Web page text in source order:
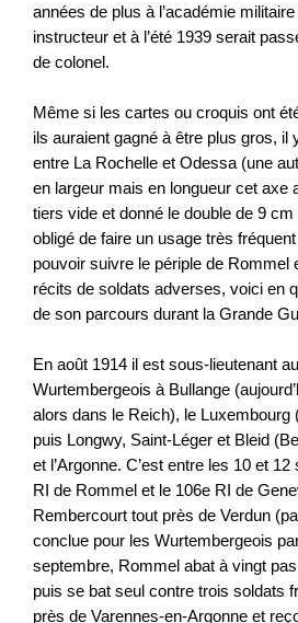
années de plus à l’académie
instructeur et à l’été 1939 serait
de colonel.
Même si les cartes ou croquis ont
ils auraient gagné à être plus gros, il
entre La Rochelle et Odessa (une
en largeur mais en longueur cet axe
tiers vide et donné le double de 9 cm
obligé de faire un usage très
pouvoir suivre le périple de Rommel
récits de soldats adverses, voici en
de son parcours durant la Grande
En août 1914 il est sous-lieutenant
Wurtembergeois à Bullange
alors dans le Reich), le Luxembourg
puis Longwy, Saint-Léger et Bleid
et l’Argonne. C’est entre les 10 et
RI de Rommel et le 106e RI de
Rembercourt tout près de Verdun
conclue pour les Wurtembergeois
septembre, Rommel abat à vingt
puis se bat seul contre trois soldats
près de Varennes-en-Argonne et